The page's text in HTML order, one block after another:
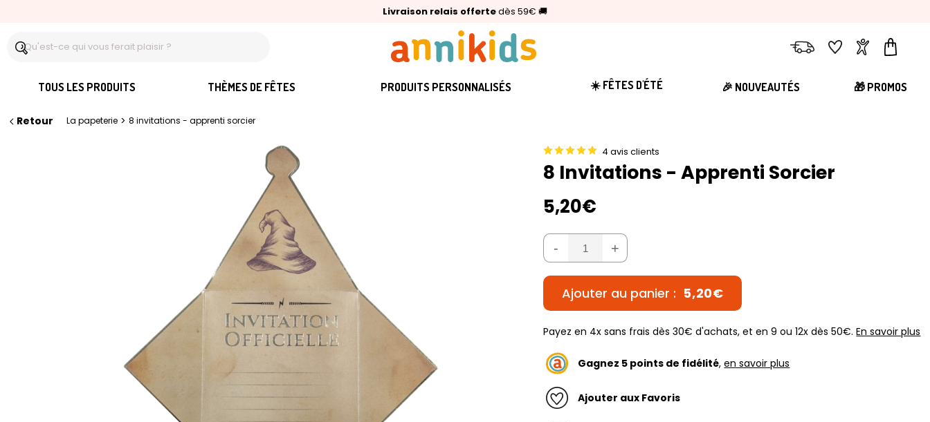
Livraison relais offertedès 59€ 🚚
🥇Palmarès Capital 2025 :Annikids N°1
⭐⭐⭐⭐⭐4,6/5(24 000 avis clients)
LivraisonFavorisComptePanier
TOUS LES PRODUITS THÈMES DE FÊTES PRODUITS PERSONNALISÉS ☀️ FÊTES D'ÉTÉ 🎉 NOUVEAUTÉS 🎁 PROMOS
Retour La papeterie > 8 invitations - apprenti sorcier
4 avis clients
8 Invitations - Apprenti Sorcier
5,20€
- +
Ajouter au panier : 5,20€
Payez en 4x sans frais dès 30€ d'achats, et en 9 ou 12x dès 50€.En savoir plus
Gagnez 5 points de fidélité,en savoir plus
Ajouter aux Favoris